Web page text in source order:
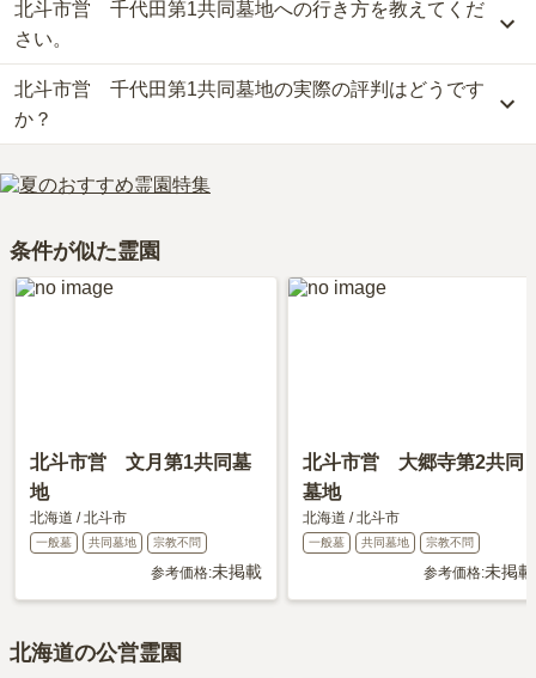
北斗市営　千代田第1共同墓地の現在の販売価格については現在調
査中です。
お墓は、価格が高いものがよい、安いものが悪い、という訳ではあ
りません。大切なのは、ご家族が心から納得し、安心してお参りで
きる場所を選ぶことです。
北斗市営 千代田第1共同墓地への行き方を教えてくだ
さい。
公共交通機関の場合、北海道中央バスに乗車、「最上橋バス停」下
車徒歩約5分です。
車の場合、「新川インター」から車で約50分です。
確認ください。
北斗市営 千代田第1共同墓地の実際の評判はどうです
か？
北斗市営　千代田第1共同墓地の口コミはまだ投稿されておりませ
ん。
ご自身の目で雰囲気を確認してみることをおすすめします。
条件が似た霊園
北斗市営 文月第1共同墓
地
北海道 /北斗市
一般墓 共同墓地 宗教不問
参考価格:未掲載
北斗市営 大郷寺第2共同
墓地
北海道 /北斗市
一般墓 共同墓地 宗教不問
参考価格:未掲載
北海道の公営霊園